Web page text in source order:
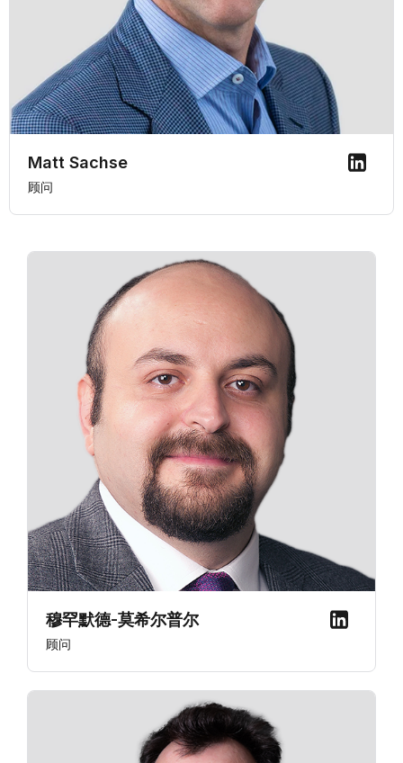
Matt Sachse
顾问
穆罕默德-莫希尔普尔
顾问